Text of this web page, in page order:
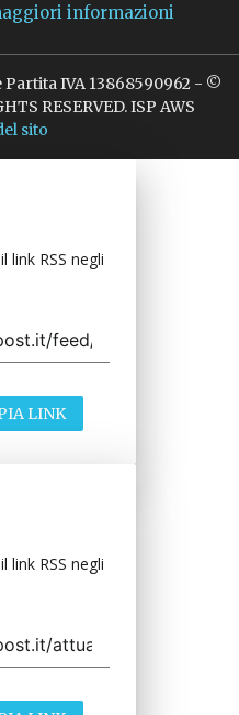
informazioni
IVA 13868590962 - ©
RESERVED. ISP AWS
sito
link RSS negli
LINK
link RSS negli